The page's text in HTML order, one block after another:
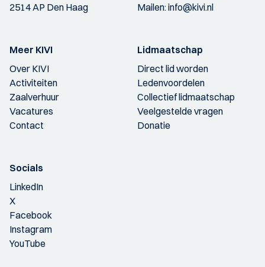
2514 AP Den Haag
Mailen:info@kivi.nl
Meer KIVI
Over KIVI
Activiteiten
Zaalverhuur
Vacatures
Contact
Lidmaatschap
Direct lid worden
Ledenvoordelen
Collectief lidmaatschap
Veelgestelde vragen
Donatie
Socials
LinkedIn
X
Facebook
Instagram
YouTube